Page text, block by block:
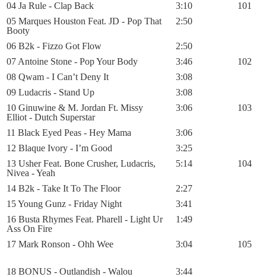
04 Ja Rule - Clap Back
3:10
101
05 Marques Houston Feat. JD - Pop That
Booty
2:50
06 B2k - Fizzo Got Flow
2:50
07 Antoine Stone - Pop Your Body
3:46
102
08 Qwam - I Can’t Deny It
3:08
09 Ludacris - Stand Up
3:08
10 Ginuwine & M. Jordan Ft. Missy
Elliot - Dutch Superstar
3:06 103
11 Black Eyed Peas - Hey Mama
3:06
12 Blaque Ivory - I’m Good
3:25
13 Usher Feat. Bone Crusher, Ludacris,
Nivea - Yeah
5:14 104
14 B2k - Take It To The Floor
2:27
15 Young Gunz - Friday Night
3:41
16 Busta Rhymes Feat. Pharell - Light Ur
Ass On Fire
1:49
17 Mark Ronson - Ohh Wee 3:04 105
18 BONUS - Outlandish - Walou 3:44